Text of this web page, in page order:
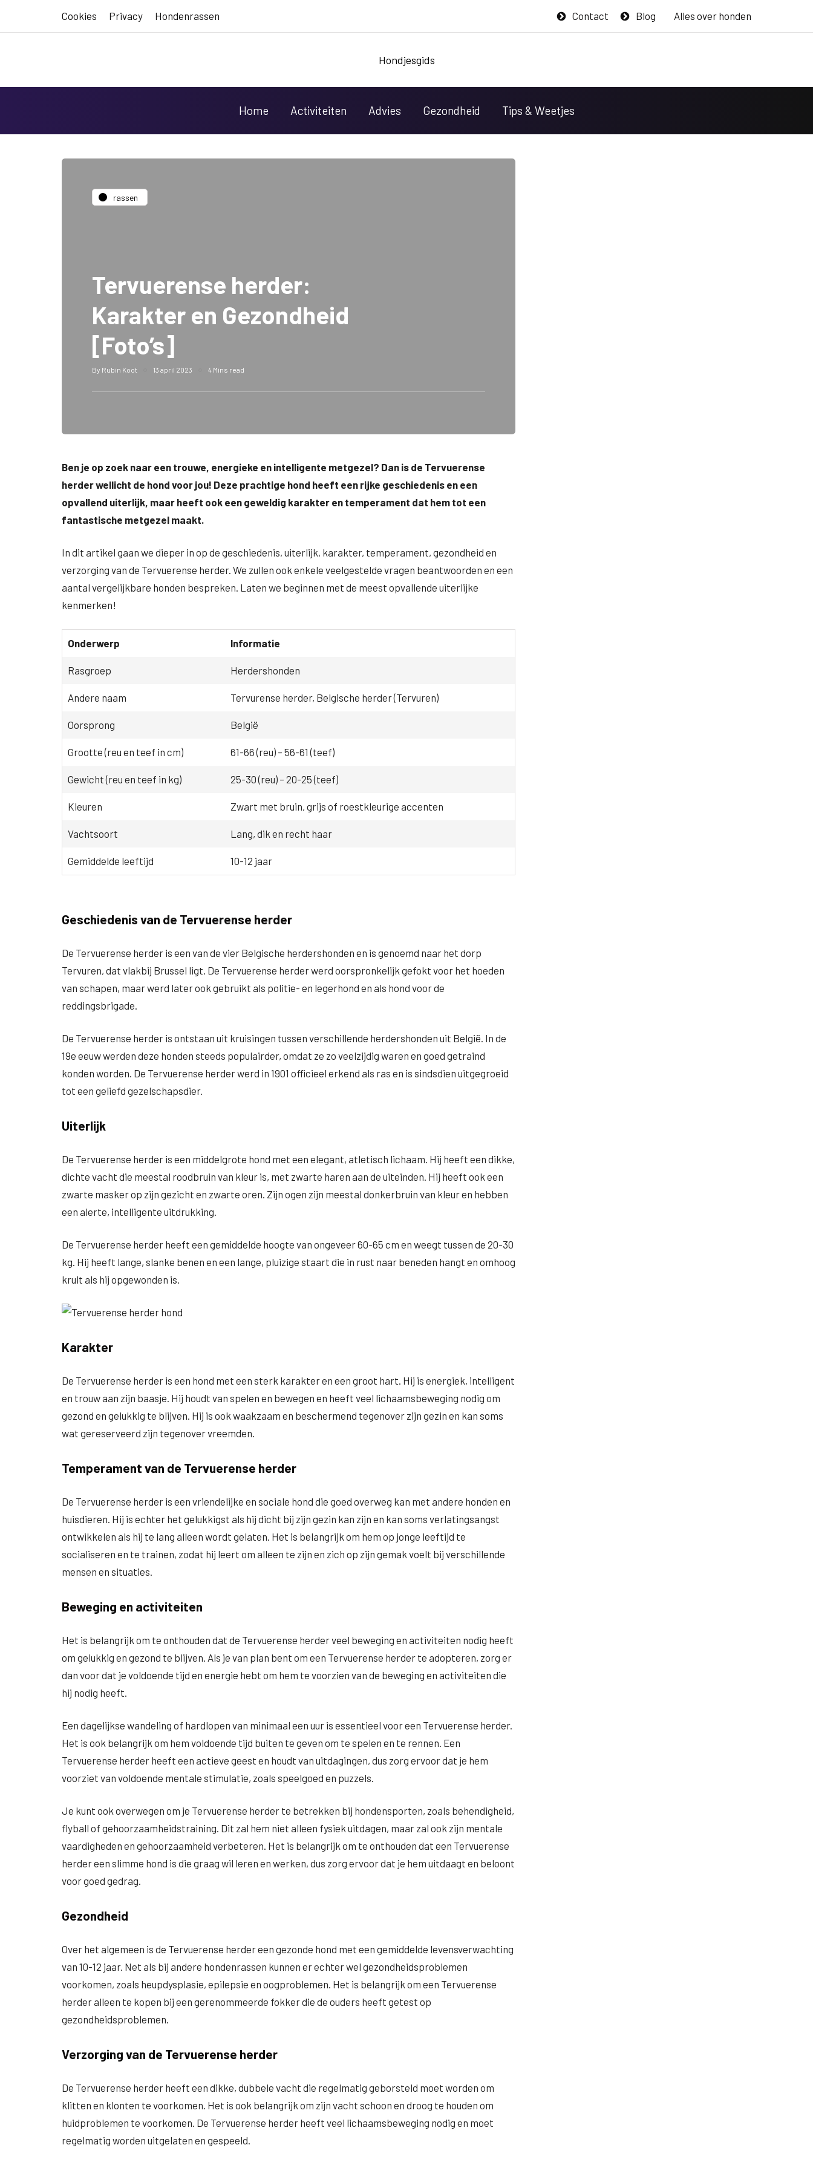
Cookies Privacy Hondenrassen Blog
Contact Alles over honden
Hondjesgids
Home Activiteiten Advies Gezondheid Tips & Weetjes
rassen
Tervuerense herder:
Karakter en Gezondheid
[Foto’s]
By Rubin Koot 13 april 2023 4 Mins read
Ben je op zoek naar een trouwe, energieke en intelligente metgezel? Dan is de Tervuerense
herder wellicht de hond voor jou! Deze prachtige hond heeft een rijke geschiedenis en een
opvallend uiterlijk, maar heeft ook een geweldig karakter en temperament dat hem tot een
fantastische metgezel maakt.
In dit artikel gaan we dieper in op de geschiedenis, uiterlijk, karakter, temperament, gezondheid en
verzorging van de Tervuerense herder. We zullen ook enkele veelgestelde vragen beantwoorden en een
aantal vergelijkbare honden bespreken. Laten we beginnen met de meest opvallende uiterlijke
kenmerken!
Onderwerp Informatie
Rasgroep Herdershonden
Andere naam Tervurense herder, Belgische herder (Tervuren)
Oorsprong België
Grootte (reu en teef in cm) 61-66 (reu) – 56-61 (teef)
Gewicht (reu en teef in kg) 25-30 (reu) – 20-25 (teef)
Kleuren Zwart met bruin, grijs of roestkleurige accenten
Vachtsoort Lang, dik en recht haar
Gemiddelde leeftijd 10-12 jaar
Geschiedenis van de Tervuerense herder
De Tervuerense herder is een van de vier Belgische herdershonden en is genoemd naar het dorp
Tervuren, dat vlakbij Brussel ligt. De Tervuerense herder werd oorspronkelijk gefokt voor het hoeden
van schapen, maar werd later ook gebruikt als politie- en legerhond en als hond voor de
reddingsbrigade.
De Tervuerense herder is ontstaan uit kruisingen tussen verschillende herdershonden uit België. In de
19e eeuw werden deze honden steeds populairder, omdat ze zo veelzijdig waren en goed getraind
konden worden. De Tervuerense herder werd in 1901 officieel erkend als ras en is sindsdien uitgegroeid
tot een geliefd gezelschapsdier.
Uiterlijk
De Tervuerense herder is een middelgrote hond met een elegant, atletisch lichaam. Hij heeft een dikke,
dichte vacht die meestal roodbruin van kleur is, met zwarte haren aan de uiteinden. Hij heeft ook een
zwarte masker op zijn gezicht en zwarte oren. Zijn ogen zijn meestal donkerbruin van kleur en hebben
een alerte, intelligente uitdrukking.
De Tervuerense herder heeft een gemiddelde hoogte van ongeveer 60-65 cm en weegt tussen de 20-30
kg. Hij heeft lange, slanke benen en een lange, pluizige staart die in rust naar beneden hangt en omhoog
krult als hij opgewonden is.
Karakter
De Tervuerense herder is een hond met een sterk karakter en een groot hart. Hij is energiek, intelligent
en trouw aan zijn baasje. Hij houdt van spelen en bewegen en heeft veel lichaamsbeweging nodig om
gezond en gelukkig te blijven. Hij is ook waakzaam en beschermend tegenover zijn gezin en kan soms
wat gereserveerd zijn tegenover vreemden.
Temperament van de Tervuerense herder
De Tervuerense herder is een vriendelijke en sociale hond die goed overweg kan met andere honden en
huisdieren. Hij is echter het gelukkigst als hij dicht bij zijn gezin kan zijn en kan soms verlatingsangst
ontwikkelen als hij te lang alleen wordt gelaten. Het is belangrijk om hem op jonge leeftijd te
socialiseren en te trainen, zodat hij leert om alleen te zijn en zich op zijn gemak voelt bij verschillende
mensen en situaties.
Beweging en activiteiten
Het is belangrijk om te onthouden dat de Tervuerense herder veel beweging en activiteiten nodig heeft
om gelukkig en gezond te blijven. Als je van plan bent om een Tervuerense herder te adopteren, zorg er
dan voor dat je voldoende tijd en energie hebt om hem te voorzien van de beweging en activiteiten die
hij nodig heeft.
Een dagelijkse wandeling of hardlopen van minimaal een uur is essentieel voor een Tervuerense herder.
Het is ook belangrijk om hem voldoende tijd buiten te geven om te spelen en te rennen. Een
Tervuerense herder heeft een actieve geest en houdt van uitdagingen, dus zorg ervoor dat je hem
voorziet van voldoende mentale stimulatie, zoals speelgoed en puzzels.
Je kunt ook overwegen om je Tervuerense herder te betrekken bij hondensporten, zoals behendigheid,
flyball of gehoorzaamheidstraining. Dit zal hem niet alleen fysiek uitdagen, maar zal ook zijn mentale
vaardigheden en gehoorzaamheid verbeteren. Het is belangrijk om te onthouden dat een Tervuerense
herder een slimme hond is die graag wil leren en werken, dus zorg ervoor dat je hem uitdaagt en beloont
voor goed gedrag.
Gezondheid
Over het algemeen is de Tervuerense herder een gezonde hond met een gemiddelde levensverwachting
van 10-12 jaar. Net als bij andere hondenrassen kunnen er echter wel gezondheidsproblemen
voorkomen, zoals heupdysplasie, epilepsie en oogproblemen. Het is belangrijk om een Tervuerense
herder alleen te kopen bij een gerenommeerde fokker die de ouders heeft getest op
gezondheidsproblemen.
Verzorging van de Tervuerense herder
De Tervuerense herder heeft een dikke, dubbele vacht die regelmatig geborsteld moet worden om
klitten en klonten te voorkomen. Het is ook belangrijk om zijn vacht schoon en droog te houden om
huidproblemen te voorkomen. De Tervuerense herder heeft veel lichaamsbeweging nodig en moet
regelmatig worden uitgelaten en gespeeld.